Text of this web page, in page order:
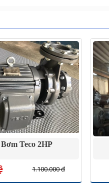
Teco 2HP
1.100.000 đ